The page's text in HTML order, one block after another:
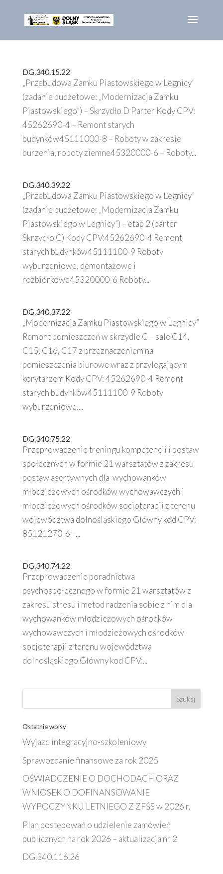
DG.340.15.22
„Przebudowa Zamku Piastowskiego w Legnicy”
(zadanie budżetowe: „Modernizacja Zamku
Piastowskiego”) – Skrzydło D Parter Kody CPV:
45262690-4 – Remont starych
budynków45111000-8 – Roboty w zakresie
burzenia, roboty ziemne45320000-6 – Roboty...
DG.340.39.22
„Przebudowa Zamku Piastowskiego w Legnicy”
(zadanie budżetowe: „Modernizacja Zamku
Piastowskiego w Legnicy”) – etap 2 (parter
Skrzydło C) Kody CPV:45262690-4 Remont
starych budynków45111100-9 Roboty
wyburzeniowe, demontażowe i
rozbiórkowe45320000-6 Roboty...
DG.340.37.22
„Modernizacja Zamku Piastowskiego w Legnicy”
Remont pomieszczeń w skrzydle C – sale C14,
C15, C16, C17 z przeznaczeniem na
pomieszczenia biurowe wraz z przylegającym
korytarzem Kody CPV: 45262690-4 Remont
starych budynków45111100-9 Roboty
wyburzeniowe,...
DG.340.75.22
Przeprowadzenie treningu kompetencji i postaw
społecznych w formie 21 warsztatów z zakresu
postaw asertywnych dla wychowanków
młodzieżowych ośrodków wychowawczych i
młodzieżowych ośrodków socjoterapii z terenu
województwa dolnośląskiego Główny kod CPV:
85121270-6 –...
DG.340.74.22
Przeprowadzenie poradnictwa
psychospołecznego w formie 21 warsztatów z
zakresu stresu i metod radzenia sobie z nim dla
wychowanków młodzieżowych ośrodków
wychowawczych i młodzieżowych ośrodków
socjoterapii z terenu województwa
dolnośląskiego Główny kod CPV:...
Ostatnie wpisy
Wyjazd integracyjno-szkoleniowy
Sprawozdanie finansowe za rok 2025
OŚWIADCZENIE O DOCHODACH ORAZ
WNIOSEK O DOFINANSOWANIE
WYPOCZYNKU LETNIEGO Z ZFŚS w 2026 r.
Plan postępowań o udzielenie zamówień
publicznych na rok 2026 – aktualizacja nr 2
DG.340.116.26